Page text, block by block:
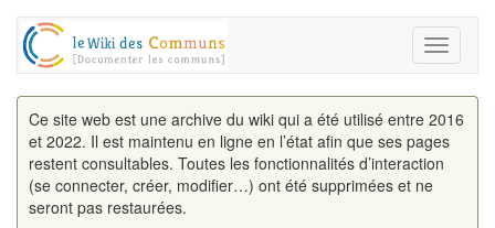
Toggle
Ce site web est une archive du wiki qui a été utilisé entre 2016
et 2022. Il est maintenu en ligne en l’état afin que ses pages
restent consultables. Toutes les fonctionnalités d’interaction
(se connecter, créer, modifier…) ont été supprimées et ne
seront pas restaurées.